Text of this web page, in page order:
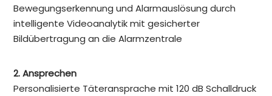
Bewegungserkennung und Alarmauslösung durch
intelligente Videoanalytik mit gesicherter
Bildübertragung an die Alarmzentrale
2. Ansprechen
Personalisierte Täteransprache mit 120 dB Schalldruck